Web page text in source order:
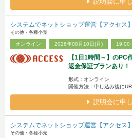
システムでネットショップ運営【アクセス】
その他・各種小売
オンライン 2026年08月10日(月) 19:00
【1日1時間～】のPC
返金保証プランあり！
形式：オンライン
開催方法：申し込み後に
説明会に申
システムでネットショップ運営【アクセス】
その他・各種小売